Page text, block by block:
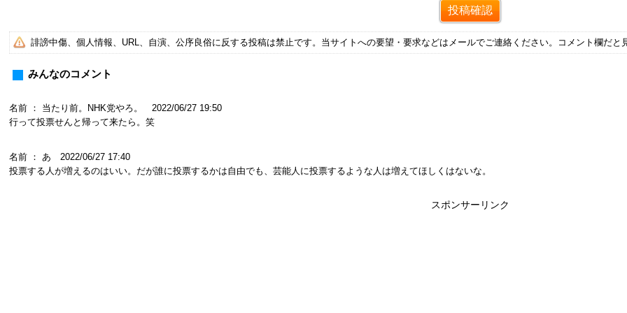
誹謗中傷、個人情報、URL、自演、公序良俗に反する投稿は禁止です。当サイトへの要望・要求などはメールでご連絡ください。コメント欄だと
みんなのコメント
名前 ： 当たり前。NHK党やろ。 2022/06/27 19:50
行って投票せんと帰って来たら。笑
名前 ： あ 2022/06/27 17:40
投票する人が増えるのはいい。だが誰に投票するかは自由でも、芸能人に投票するような人は増えてほしくはないな。
スポンサーリンク